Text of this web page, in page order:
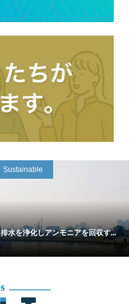
Sustainable
排水を浄化しアンモニアを回収す...